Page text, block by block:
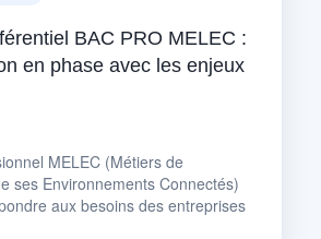
BAC PRO MELEC :
en phase avec les enjeux
MELEC (Métiers de
ses Environnements Connectés)
aux besoins des entreprises